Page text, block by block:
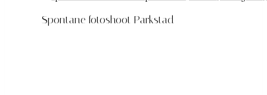
Spontane fotoshoot Parkstad